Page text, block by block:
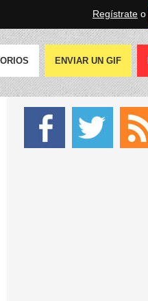
Regístrate o
ENVIAR UN GIF